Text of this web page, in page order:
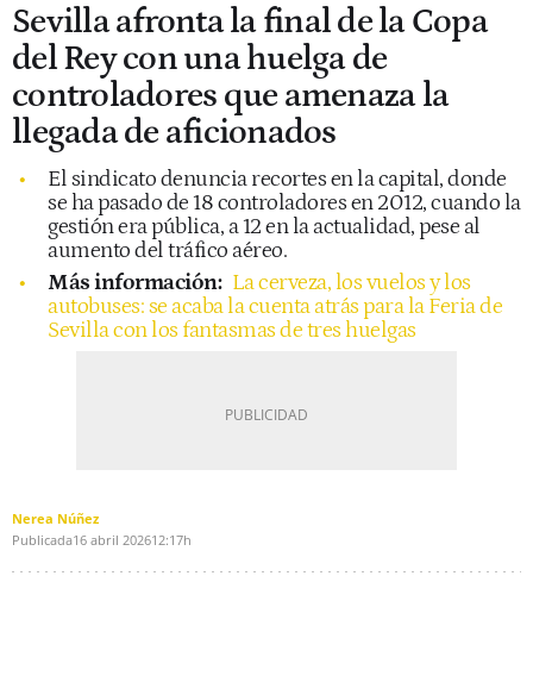
Sevilla afronta la final de la Copa
del Rey con una huelga de
controladores que amenaza la
llegada de aficionados
El sindicato denuncia recortes en la capital, donde
se ha pasado de 18 controladores en 2012, cuando la
gestión era pública, a 12 en la actualidad, pese al
aumento del tráfico aéreo.
Más información: La cerveza, los vuelos y los
autobuses: se acaba la cuenta atrás para la Feria de
Sevilla con los fantasmas de tres huelgas
Nerea Núñez
Publicada16 abril 202612:17h